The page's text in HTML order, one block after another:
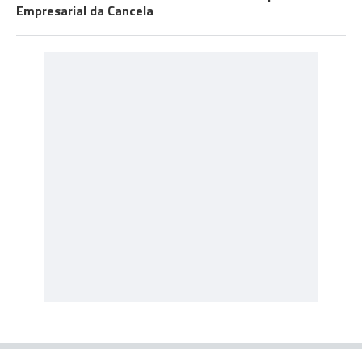
Empresarial da Cancela